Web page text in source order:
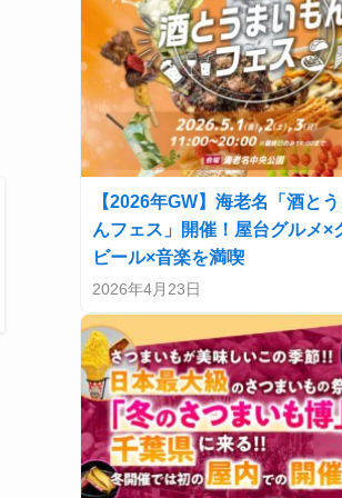
【2026年GW】海老名「酒と
んフェス」開催！屋台グルメ×
ビール×音楽を満喫
2026年4月23日